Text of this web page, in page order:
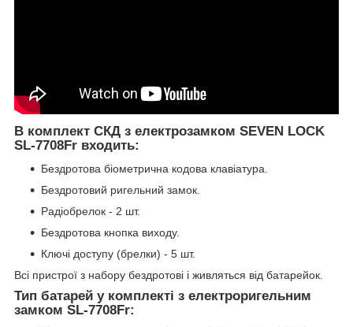
В комплект СКД з електрозамком SEVEN LOCK
SL-7708Fr входить:
Бездротова біометрична кодова клавіатура.
Бездротовий ригельний замок.
Радіобрелок - 2 шт.
Бездротова кнопка виходу.
Ключі доступу (брелки) - 5 шт.
Всі пристрої з набору бездротові і живляться від батарейок.
Тип батарей у комплекті з електроригельним
замком SL-7708Fr: